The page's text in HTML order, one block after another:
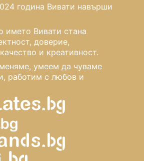
година Вивати навърши
името Вивати стана
доверие,
и креативност.
умеем да чуваме
работим с любов и